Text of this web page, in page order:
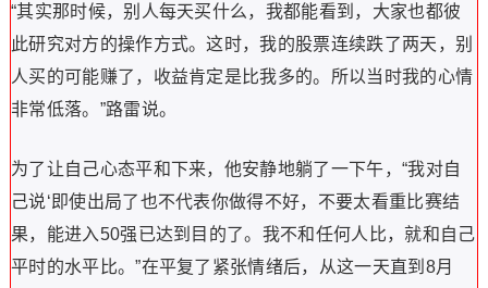
“其实那时候，别人每天买什么，我都能看到，大家也都彼
此研究对方的操作方式。这时，我的股票连续跌了两天，别
人买的可能赚了，收益肯定是比我多的。所以当时我的心情
非常低落。”路雷说。
为了让自己心态平和下来，他安静地躺了一下午，“我对自
己说‘即使出局了也不代表你做得不好，不要太看重比赛结
果，能进入50强已达到目的了。我不和任何人比，就和自己
平时的水平比。”在平复了紧张情绪后，从这一天直到8月